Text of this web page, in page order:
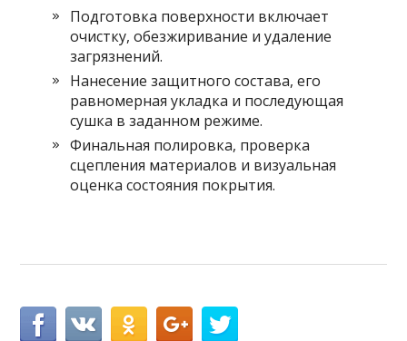
Подготовка поверхности включает
очистку, обезжиривание и удаление
загрязнений.
Нанесение защитного состава, его
равномерная укладка и последующая
сушка в заданном режиме.
Финальная полировка, проверка
сцепления материалов и визуальная
оценка состояния покрытия.